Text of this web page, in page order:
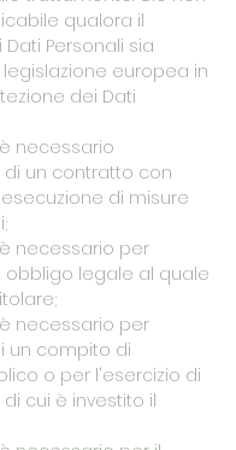
qualora il
Personali sia
europea in
dei Dati
necessario
un contratto con
di misure
necessario per
legale al quale
necessario per
un compito di
o per l'esercizio di
cui è investito il